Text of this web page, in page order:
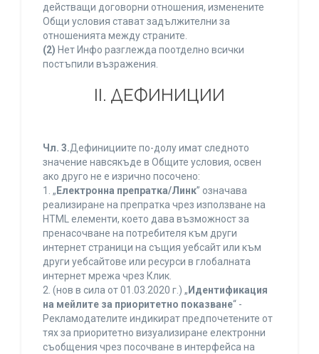
действащи договорни отношения, изменените
Общи условия стават задължителни за
отношенията между страните.
(2) Нет Инфо разглежда поотделно всички
постъпили възражения.
ІІ. ДЕФИНИЦИИ
Чл. 3.Дефинициите по-долу имат следното
значение навсякъде в Общите условия, освен
ако друго не е изрично посочено:
1. „ Електронна препратка/Линк” означава
реализиране на препратка чрез използване на
HTML елементи, което дава възможност за
пренасочване на потребителя към други
интернет страници на същия уебсайт или към
други уебсайтове или ресурси в глобалната
интернет мрежа чрез Клик.
2. (нов в сила от 01.03.2020 г.) „ Идентификация
на мейлите за приоритетно показване“ -
Рекламодателите индикират предпочетените от
тях за приоритетно визуализиране електронни
съобщения чрез посочване в интерфейса на